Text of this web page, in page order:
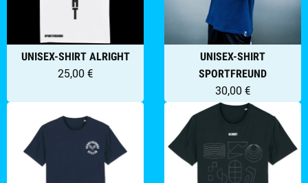
UNISEX-SHIRT ALRIGHT
25,00 €
UNISEX-SHIRT
SPORTFREUND
30,00 €
Warenkorb ansehen